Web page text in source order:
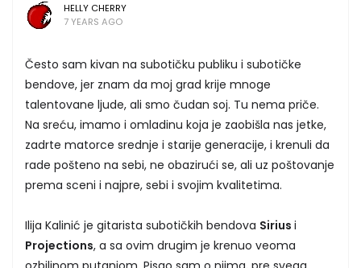
HELLY CHERRY
7 YEARS AGO
Često sam kivan na subotičku publiku i subotičke
bendove, jer znam da moj grad krije mnoge
talentovane ljude, ali smo čudan soj. Tu nema priče.
Na sreću, imamo i omladinu koja je zaobišla nas jetke,
zadrte matorce srednje i starije generacije, i krenuli da
rade pošteno na sebi, ne obazirući se, ali uz poštovanje
prema sceni i najpre, sebi i svojim kvalitetima.
Ilija Kalinić je gitarista subotičkih bendova Sirius i
Projections, a sa ovim drugim je krenuo veoma